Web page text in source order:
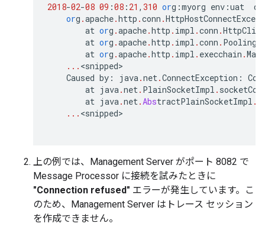
2018-02-08 09 :08 : 21 , 310 org :myorg env :uat
org .apache.http .conn .
at org .apache.http . impl .conn .
at org .apache.http . impl .conn .
at org .apache.http . impl . execchain .
... <snipped
Caused by : java.net.ConnectException :
at java.net. PlainSocketImpl .
at java.net.AbstractPlainSocketImpl .
... <snipped
上の例では、Management Server がポート 8082 で
Message Processor に接続を試みたときに
"Connection refused" エラーが発生しています。こ
のため、Management Server はトレース セッション
を作成できません。